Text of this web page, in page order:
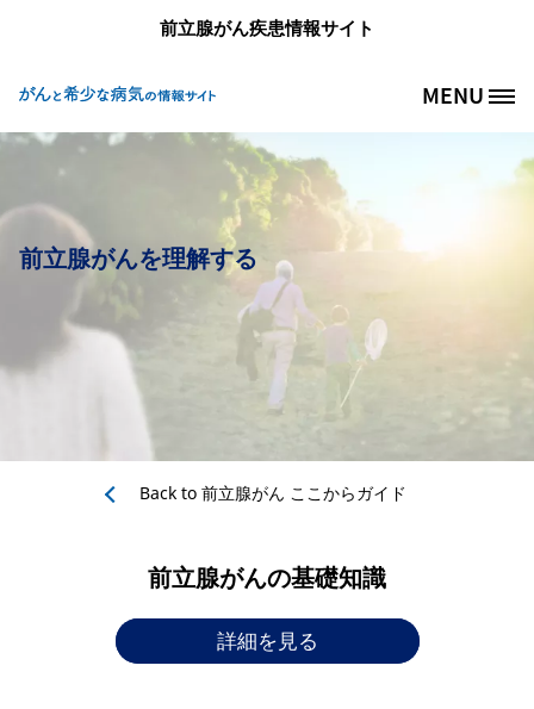
メインコンテンツに移動
前立腺がん疾患情報サイト
Site Logo MENU
前立腺がんを理解する
Back to 前立腺がん ここからガイド
前立腺がんの基礎知識
詳細を見る